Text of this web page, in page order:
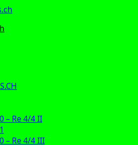
– Re 4/4 II
– Re 4/4 III